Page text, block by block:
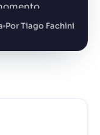
bastante
Por Tiago Fachini